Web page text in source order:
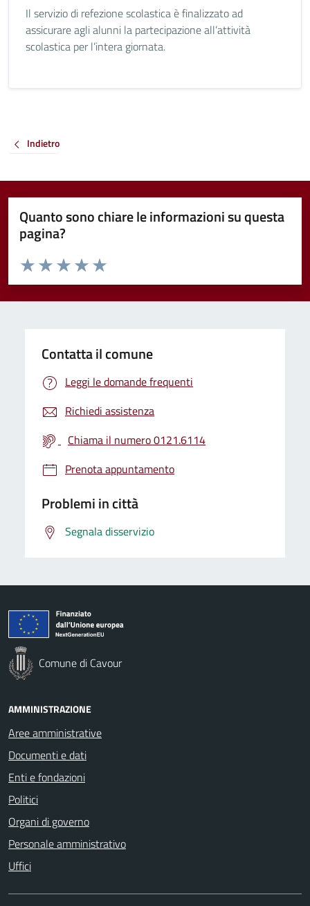
Il servizio di refezione scolastica è finalizzato ad
assicurare agli alunni la partecipazione all’attività
scolastica per l’intera giornata.
Indietro
Quanto sono chiare le informazioni su questa
pagina?
Valuta da 1 a 5 stelle la pagina
Valuta 5 stelle su 5
Valuta 4 stelle su 5
Valuta 3 stelle su 5
Valuta 2 stelle su 5
Valuta 1 stelle su 5
Contatta il comune
Leggi le domande frequenti
Richiedi assistenza
Chiama il numero 0121.6114
Prenota appuntamento
Problemi in città
Segnala disservizio
Comune di Cavour
AMMINISTRAZIONE
Aree amministrative
Documenti e dati
Enti e fondazioni
Politici
Organi di governo
Personale amministrativo
Uffici